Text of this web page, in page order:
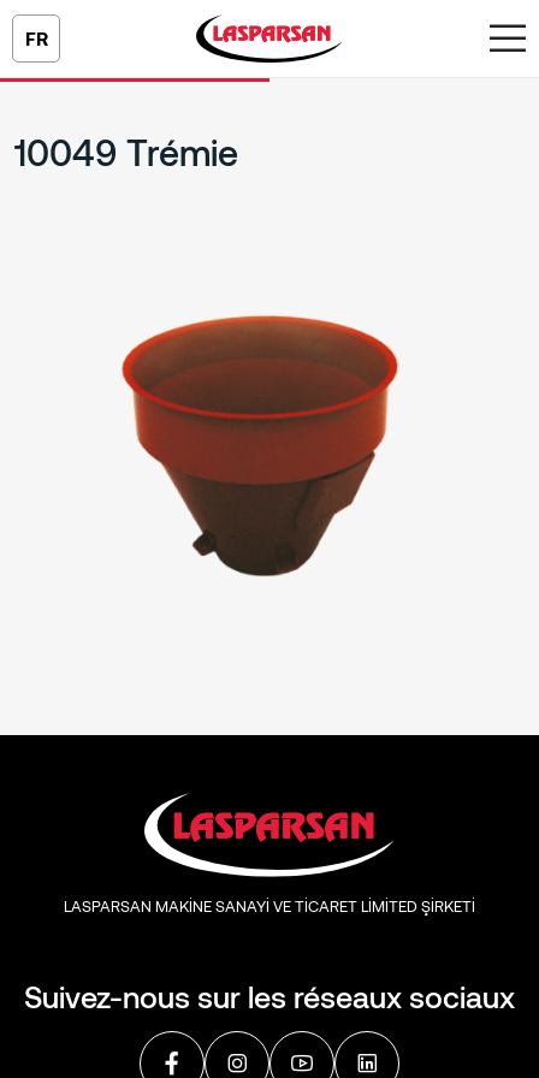
FR
10049 Trémie
Suivez-nous sur les réseaux sociaux
LASPARSAN MAKİNE SANAYİ VE TİCARET LİMİTED ŞİRKETİ